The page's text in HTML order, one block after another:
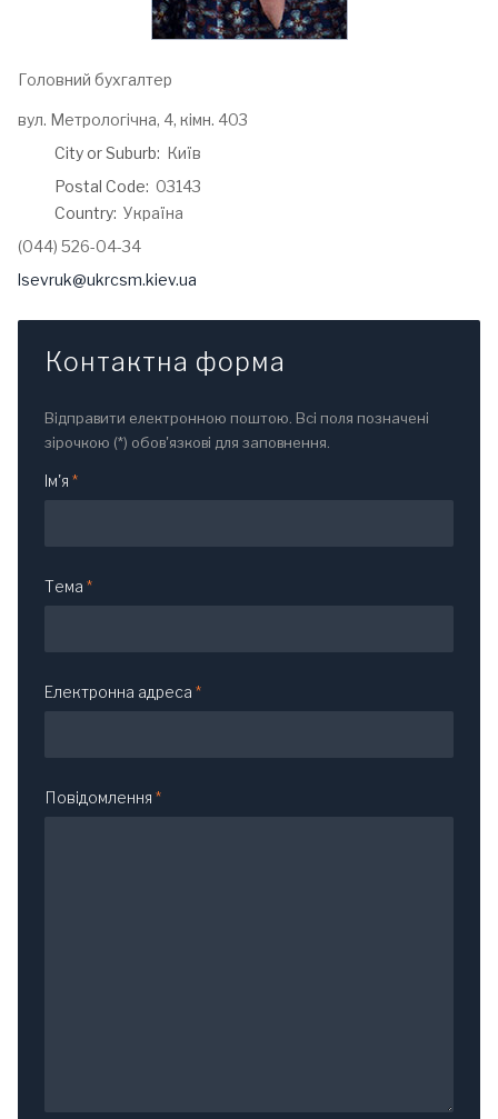
Головний бухгалтер
Address:
вул. Метрологічна, 4, кімн. 403
City or Suburb: Київ
Postal Code: 03143
Country: Україна
Phone:
(044) 526-04-34
Email:
lsevruk@ukrcsm.kiev.ua
Контактна форма
Відправити електронною поштою. Всі поля позначені
зірочкою (*) обов'язкові для заповнення.
Ім'я *
Тема *
Електронна адреса *
Повідомлення *